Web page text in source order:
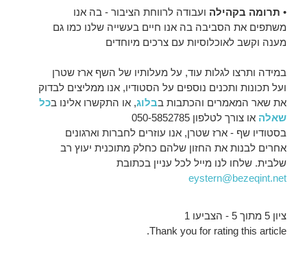
• תרומה בקהילה ועבודה לרווחת הציבור - בה אנו
משתפים את הסביבה בה אנו חיים בעשייה שלנו כמו גם
מענה וקשב לאוכלוסיות עם צרכים מיוחדים
במידה ותרצו לגלות עוד, על מעלותיו של השף ארז שטרן
ועל תכונות ותכנים נוספים על הסטודיו, אנו ממליצים לבדוק
את שאר המאמרים והכתבות בבלוג, או התקשרו אלינו בכל
שאלה או צורך לטלפון 050-5852785
בסטודיו שף - ארז שטרן, אנו עוזרים לחברות וארגונים
אחרים לבנות את החזון שלהם כחלק מתוכנית יעוץ רב
שלבית. שלחו לנו מייל לכל עניין בכתובת
ציון 5 מתוך 5 - הצביעו 1
Thank you for rating this article.